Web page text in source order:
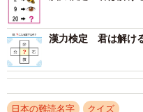
漢力検定 君は解け
日本の難読名字 クイズ